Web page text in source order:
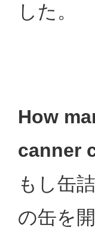
した。
How
canner
もし缶
の缶を